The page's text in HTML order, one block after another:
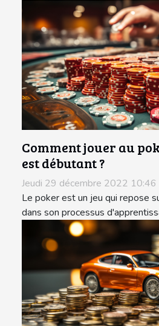
Comment jouer au
est débutant ?
Jeudi 29 décembre 2022 10:46
Le poker est un jeu qui repose
dans son processus